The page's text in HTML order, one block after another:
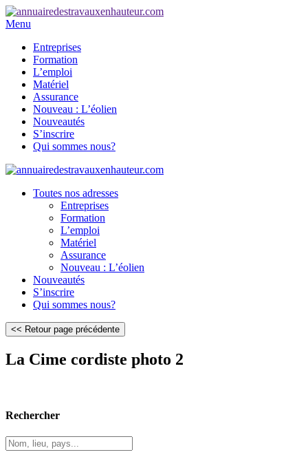
Menu
Entreprises
Formation
L’emploi
Matériel
Assurance
Nouveau : L’éolien
Nouveautés
S’inscrire
Qui sommes nous?
Toutes nos adresses
Entreprises
Formation
L’emploi
Matériel
Assurance
Nouveau : L’éolien
Nouveautés
S’inscrire
Qui sommes nous?
La Cime cordiste photo 2
Rechercher